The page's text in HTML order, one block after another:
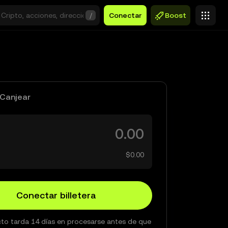
/ Conectar Boost
Canjear
$0.00
Conectar billetera
tarda 14 días en procesarse antes de que